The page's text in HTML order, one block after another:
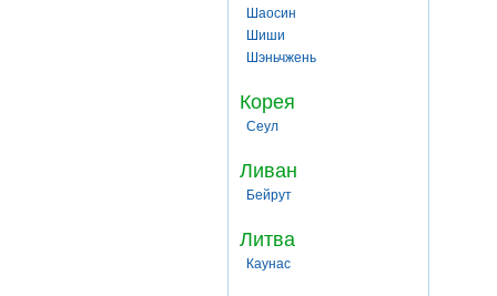
Шаосин
Шиши
Шэньчжень
Корея
Сеул
Ливан
Бейрут
Литва
Каунас